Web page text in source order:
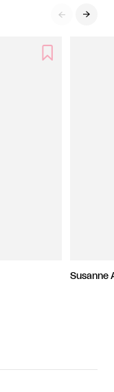
 

Susanne